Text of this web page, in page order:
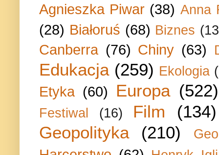
Agnieszka Piwar (38) Anna
(28) Białoruś (68) Biznes
Canberra (76) Chiny (63)
Edukacja (259) Ekologia
Etyka (60) Europa (522)
Festiwal (16) Film
(134)
Geopolityka
(210)